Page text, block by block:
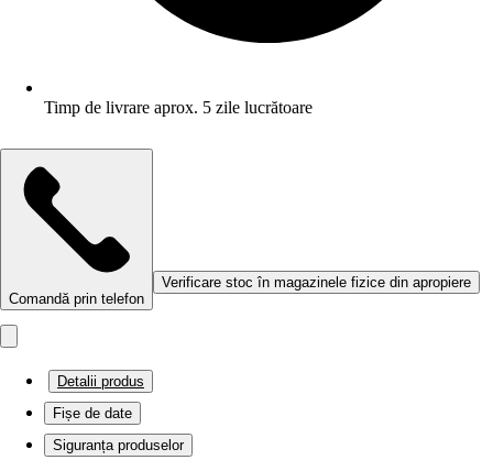
Timp de livrare aprox. 5 zile lucrătoare
Comandă prin telefon
Verificare stoc în magazinele fizice din apropiere
Detalii produs
Fișe de date
Siguranța produselor